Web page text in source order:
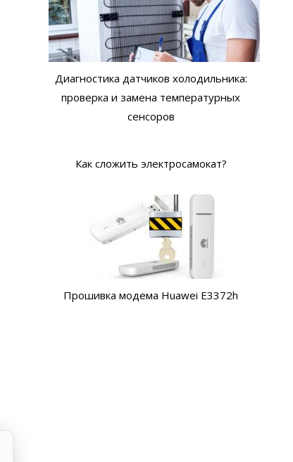
Диагностика датчиков холодильника:
проверка и замена температурных
сенсоров
Как сложить электросамокат?
Прошивка модема Huawei E3372h